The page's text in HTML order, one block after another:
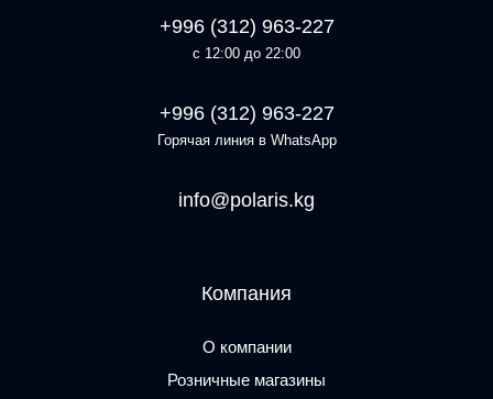
+996 (312) 963-227
с 12:00 до 22:00
+996 (312) 963-227
Горячая линия в WhatsApp
info@polaris.kg
Компания
О компании
Розничные магазины